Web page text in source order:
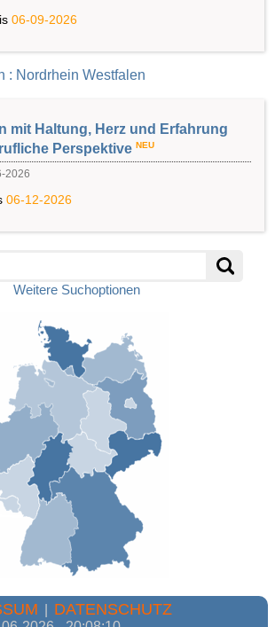
06-09-2026
: Nordrhein Westfalen
mit Haltung, Herz und Erfahrung
Perspektive NEU
2026
06-12-2026
Weitere Suchoptionen
DATENSCHUTZ